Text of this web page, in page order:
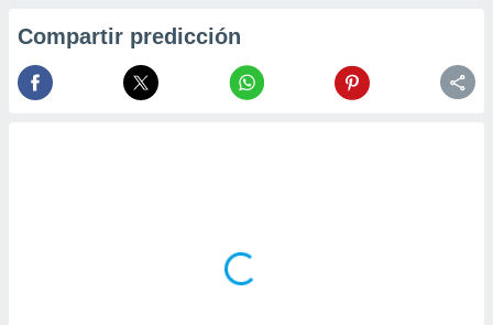
Compartir predicción